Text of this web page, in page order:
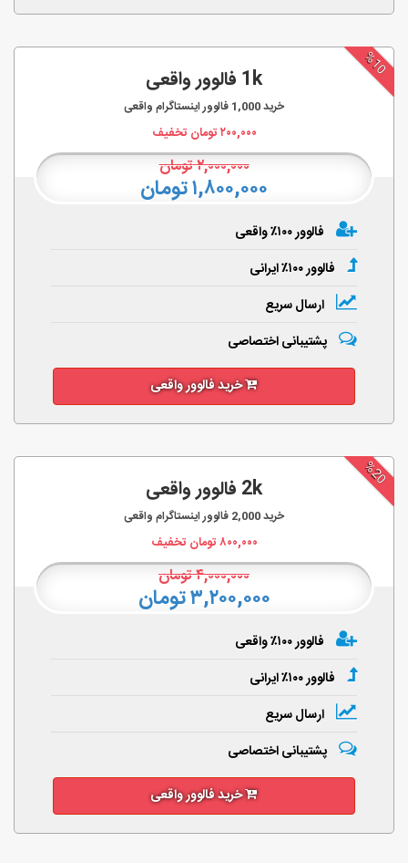
%10
1k فالوور واقعی
خرید1,000 فالوور اینستاگرام واقعی
۲۰۰,۰۰۰تومان تخفیف
۲,۰۰۰,۰۰۰تومان
۱,۸۰۰,۰۰۰ تومان
فالوور ۱۰۰٪ واقعی
فالوور ۱۰۰٪ ایرانی
ارسال سریع
پشتیبانی اختصاصی
خرید فالوور واقعی
%20
2k فالوور واقعی
خرید2,000 فالوور اینستاگرام واقعی
۸۰۰,۰۰۰تومان تخفیف
۴,۰۰۰,۰۰۰تومان
۳,۲۰۰,۰۰۰ تومان
فالوور ۱۰۰٪ واقعی
فالوور ۱۰۰٪ ایرانی
ارسال سریع
پشتیبانی اختصاصی
خرید فالوور واقعی